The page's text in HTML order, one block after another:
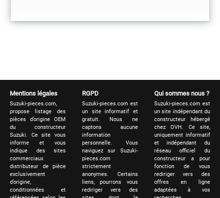
Mentions légales
Suzuki-pieces.com,
propose listage des
pièces d’origine OEM
du constructeur
Suzuki. Ce site vous
informe et vous
indique des sites
commerciaux
distributeur de pièce
exclusivement
d’origine,
conditionnées et
RGPD
Suzuki-pieces.com est
un site informatif et
gratuit. Nous ne
captons aucune
information
personnelle. Vous
naviguez sur Suzuki-
pieces.com
strictement
anonymes. Certains
liens, pourrons vous
rediriger vers des
Qui sommes nous ?
Suzuki-pieces.com est
un site indépendant du
constructeur hébergé
chez OVH. Ce site,
uniquement informatif
et indépendant du
réseau officiel du
constructeur a pour
fonction de vous
rediriger vers des
offres en ligne
adaptées à vos